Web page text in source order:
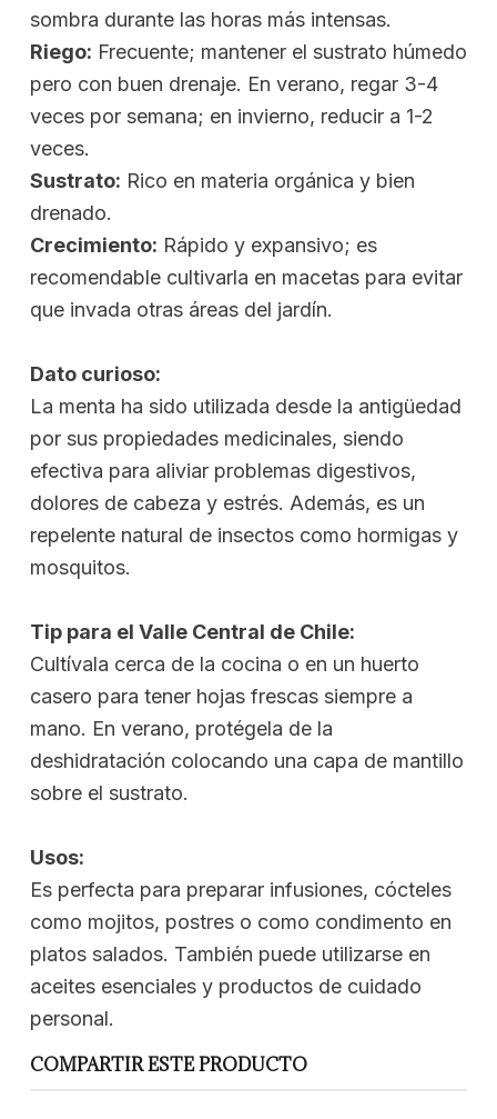
sombra durante las horas más intensas.
Riego: Frecuente; mantener el sustrato húmedo
pero con buen drenaje. En verano, regar 3-4
veces por semana; en invierno, reducir a 1-2
veces.
Sustrato: Rico en materia orgánica y bien
drenado.
Crecimiento: Rápido y expansivo; es
recomendable cultivarla en macetas para evitar
que invada otras áreas del jardín.
Dato curioso:
La menta ha sido utilizada desde la antigüedad
por sus propiedades medicinales, siendo
efectiva para aliviar problemas digestivos,
dolores de cabeza y estrés. Además, es un
repelente natural de insectos como hormigas y
mosquitos.
Tip para el Valle Central de Chile:
Cultívala cerca de la cocina o en un huerto
casero para tener hojas frescas siempre a
mano. En verano, protégela de la
deshidratación colocando una capa de mantillo
sobre el sustrato.
Usos:
Es perfecta para preparar infusiones, cócteles
como mojitos, postres o como condimento en
platos salados. También puede utilizarse en
aceites esenciales y productos de cuidado
personal.
COMPARTIR ESTE PRODUCTO